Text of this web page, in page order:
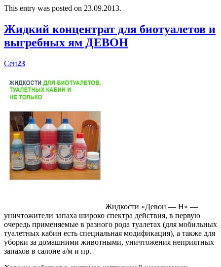
This entry was posted on 23.09.2013.
Жидкий концентрат для биотуалетов и
выгребных ям ДЕВОН
Сен23
Жидкости «Девон — Н» —
уничтожители запаха широко спектра действия, в первую
очередь применяемые в разного рода туалетах (для мобильных
туалетных кабин есть специальная модификация), а также для
уборки за домашними животными, уничтожения неприятных
запахов в салоне а/м и пр.